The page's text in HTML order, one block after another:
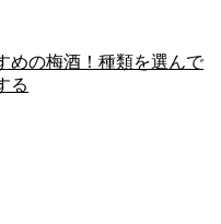
めの梅酒！種類を選んで
る